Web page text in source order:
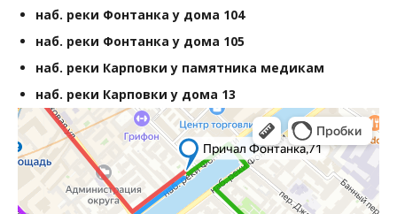
наб. реки Фонтанка у дома 104
наб. реки Фонтанка у дома 105
наб. реки Карповки у памятника медикам
наб. реки Карповки у дома 13